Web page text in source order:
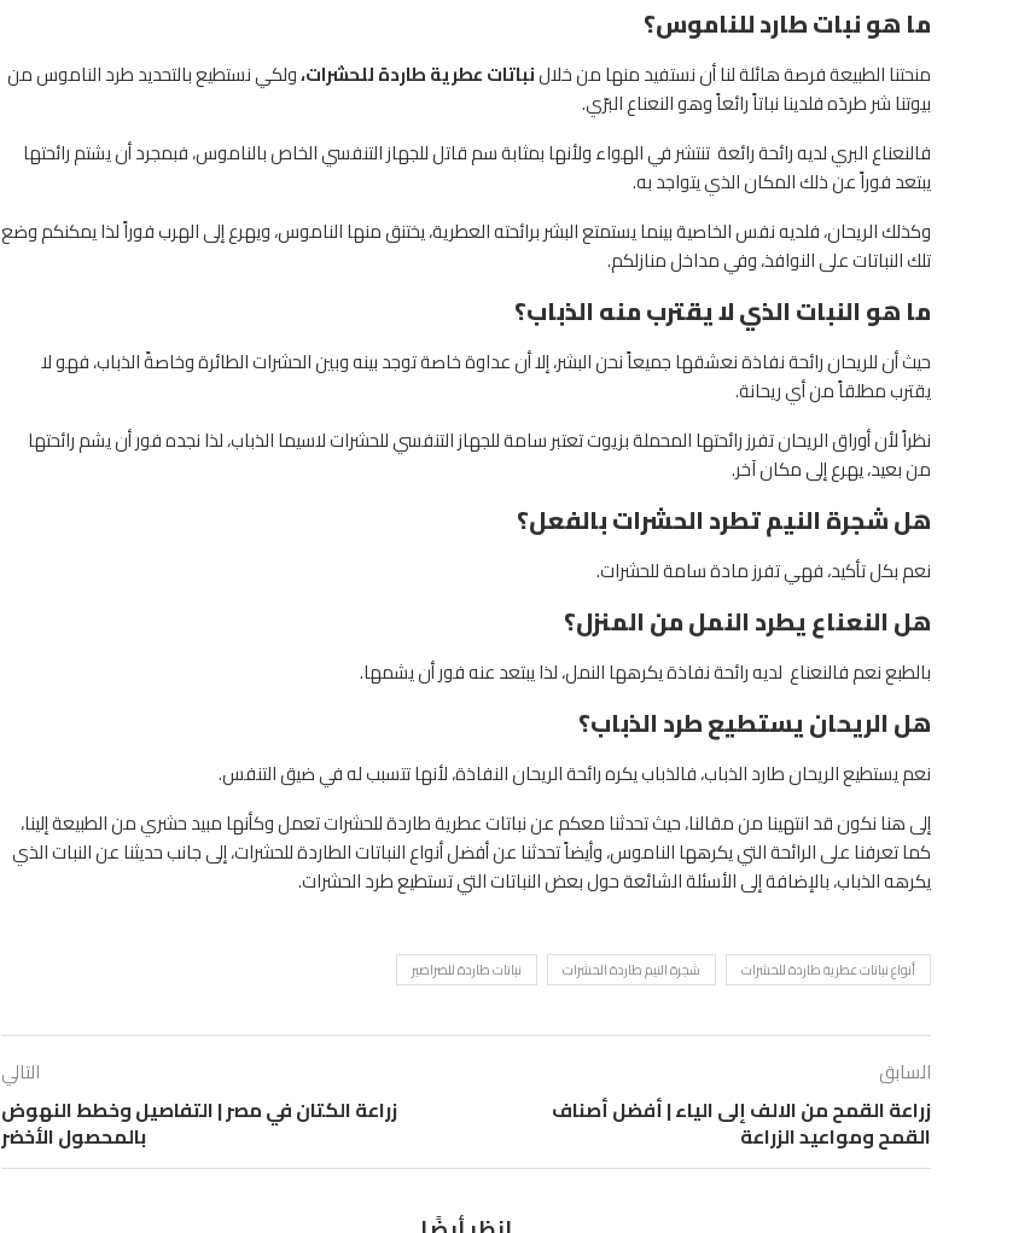
ما هو نبات طارد للناموس؟
منحتنا الطبيعة فرصة هائلة لنا أن نستفيد منها من خلالنباتات عطرية طاردة للحشرات،ولكي نستطيع بالتحديد طرد الناموس من
بيوتنا شر طردَه فلدينا نباتاً رائعاً وهو النعناع البرّي.
فالنعناع البري لديه رائحة رائعة تنتشر في الهواء ولأنها بمثابة سم قاتل للجهاز التنفسي الخاص بالناموس، فبمجرد أن يشتم رائحتها
يبتعد فوراً عن ذلك المكان الذي يتواجد به.
وكذلك الريحان، فلديه نفس الخاصية بينما يستمتع البشر برائحته العطرية، يختنق منها الناموس، ويهرع إلى الهرب فوراً لذا يمكنكم وضع
تلك النباتات على النوافذ، وفي مداخل منازلكم.
ما هو النبات الذي لا يقترب منه الذباب؟
حيث أن للريحان رائحة نفاذة نعشقها جميعاً نحن البشر، إلا أن عداوة خاصة توجد بينه وبين الحشرات الطائرة وخاصةً الذباب، فهو لا
يقترب مطلقاً من أي ريحانة.
نظراً لأن أوراق الريحان تفرز رائحتها المحملة بزيوت تعتبر سامة للجهاز التنفسي للحشرات لاسيما الذباب، لذا نجده فور أن يشم رائحتها
من بعيد، يهرع إلى مكان آخر.
هل شجرة النيم تطرد الحشرات بالفعل؟
نعم بكل تأكيد، فهي تفرز مادة سامة للحشرات.
هل النعناع يطرد النمل من المنزل؟
بالطبع نعم فالنعناع لديه رائحة نفاذة يكرهها النمل، لذا يبتعد عنه فور أن يشمها.
هل الريحان يستطيع طرد الذباب؟
نعم يستطيع الريحان طارد الذباب، فالذباب يكره رائحة الريحان النفاذة، لأنها تتسبب له في ضيق التنفس.
إلى هنا نكون قد انتهينا من مقالنا، حيث تحدثنا معكم عننباتات عطرية طاردة للحشراتتعمل وكأنها مبيد حشري من الطبيعة إلينا،
كما تعرفنا على الرائحة التي يكرهها الناموس، وأيضاً تحدثنا عن أفضل أنواع النباتات الطاردة للحشرات، إلى جانب حديثنا عن النبات الذي
يكرهه الذباب، بالإضافة إلى الأسئلة الشائعة حول بعض النباتات التي تستطيع طرد الحشرات.
أنواع نباتات عطرية طاردة للحشرات شجرة النيم طاردة الحشرات نباتات طاردة للصراصير
السابق
زراعة القمح من الالف إلى الياء | أفضل أصناف
القمح ومواعيد الزراعة
التالي
زراعة الكتان في مصر | التفاصيل وخطط النهوض
بالمحصول الأخضر